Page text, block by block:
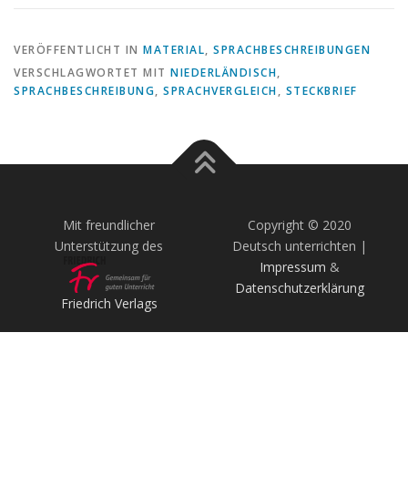
VERÖFFENTLICHT IN MATERIAL, SPRACHBESCHREIBUNGEN
VERSCHLAGWORTET MIT NIEDERLÄNDISCH,
SPRACHBESCHREIBUNG, SPRACHVERGLEICH, STECKBRIEF
Mit freundlicher
Unterstützung des
Friedrich Verlags
Copyright © 2020
Deutsch unterrichten |
Impressum &
Datenschutzerklärung